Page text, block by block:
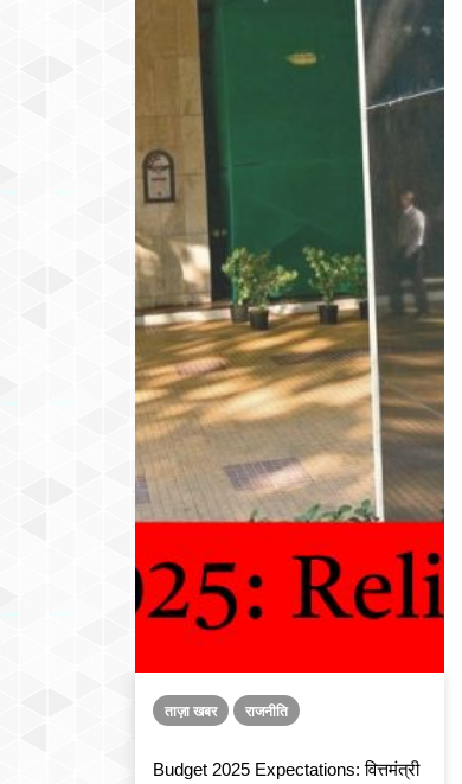
ताज़ा खबर राजनीति
Budget 2025 Expectations: वित्तमंत्री